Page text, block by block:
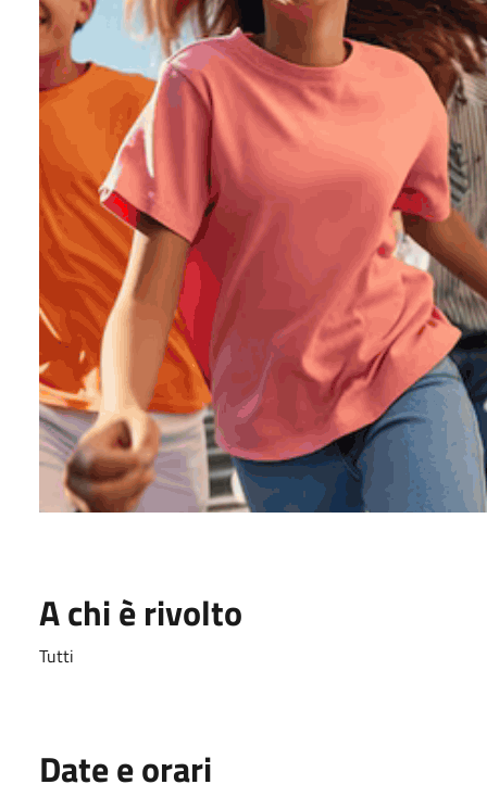
A chi è rivolto
Tutti
Date e orari